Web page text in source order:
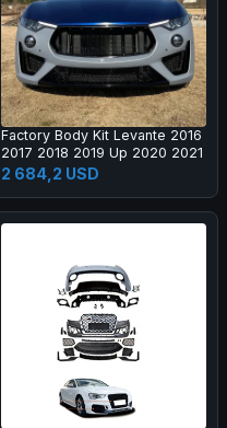
Factory Body Kit Levante 2016
2017 2018 2019 Up 2020 2021
2 684,2 USD